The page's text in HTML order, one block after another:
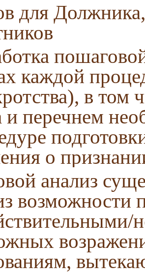
для
каждой
в том
и перечнем
о
анализ
возможности